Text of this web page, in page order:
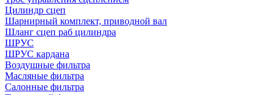
Цилиндр сцеп
Шарнирный комплект, приводной вал
Шланг сцеп раб цилиндра
ШРУС
ШРУС кардана
Воздушные фильтра
Масляные фильтра
Салонные фильтра